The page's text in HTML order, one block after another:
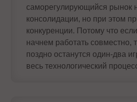
саморегулирующийся рынок
консолидации, но при этом
конкуренции. Потому что
начнем работать совместно,
поздно останутся один-два
весь технологический